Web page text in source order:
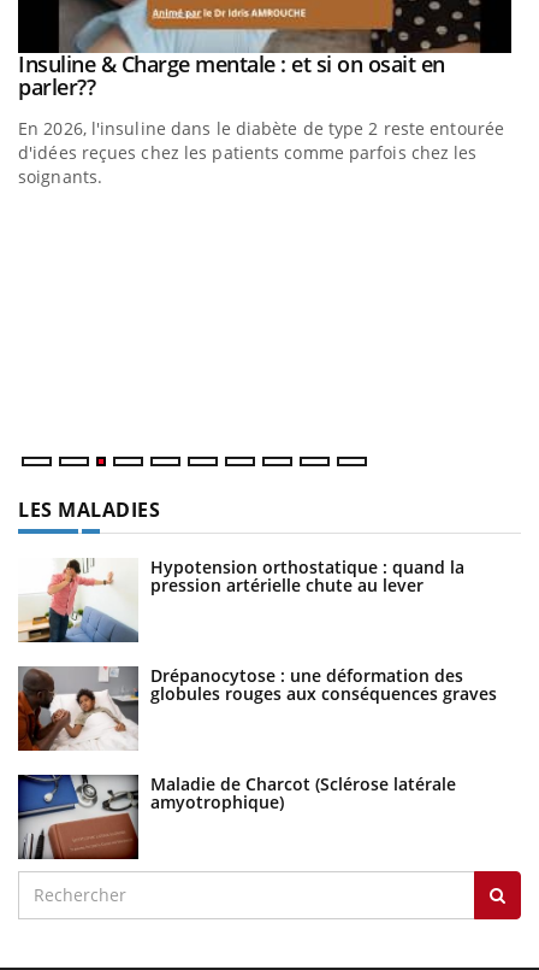
Youtube
Insuline & Charge mentale : et si on osait en
parler??Youtube
En 2026, l'insuline dans le diabète de type 2 reste entourée
d'idées reçues chez les patients comme parfois chez les
soignants.
LES MALADIES
Hypotension orthostatique : quand la
pression artérielle chute au lever
Drépanocytose : une déformation des
globules rouges aux conséquences graves
Maladie de Charcot (Sclérose latérale
amyotrophique)